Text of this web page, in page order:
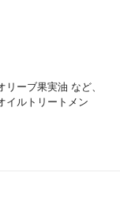
ーブ果実油 など、
イルトリートメン